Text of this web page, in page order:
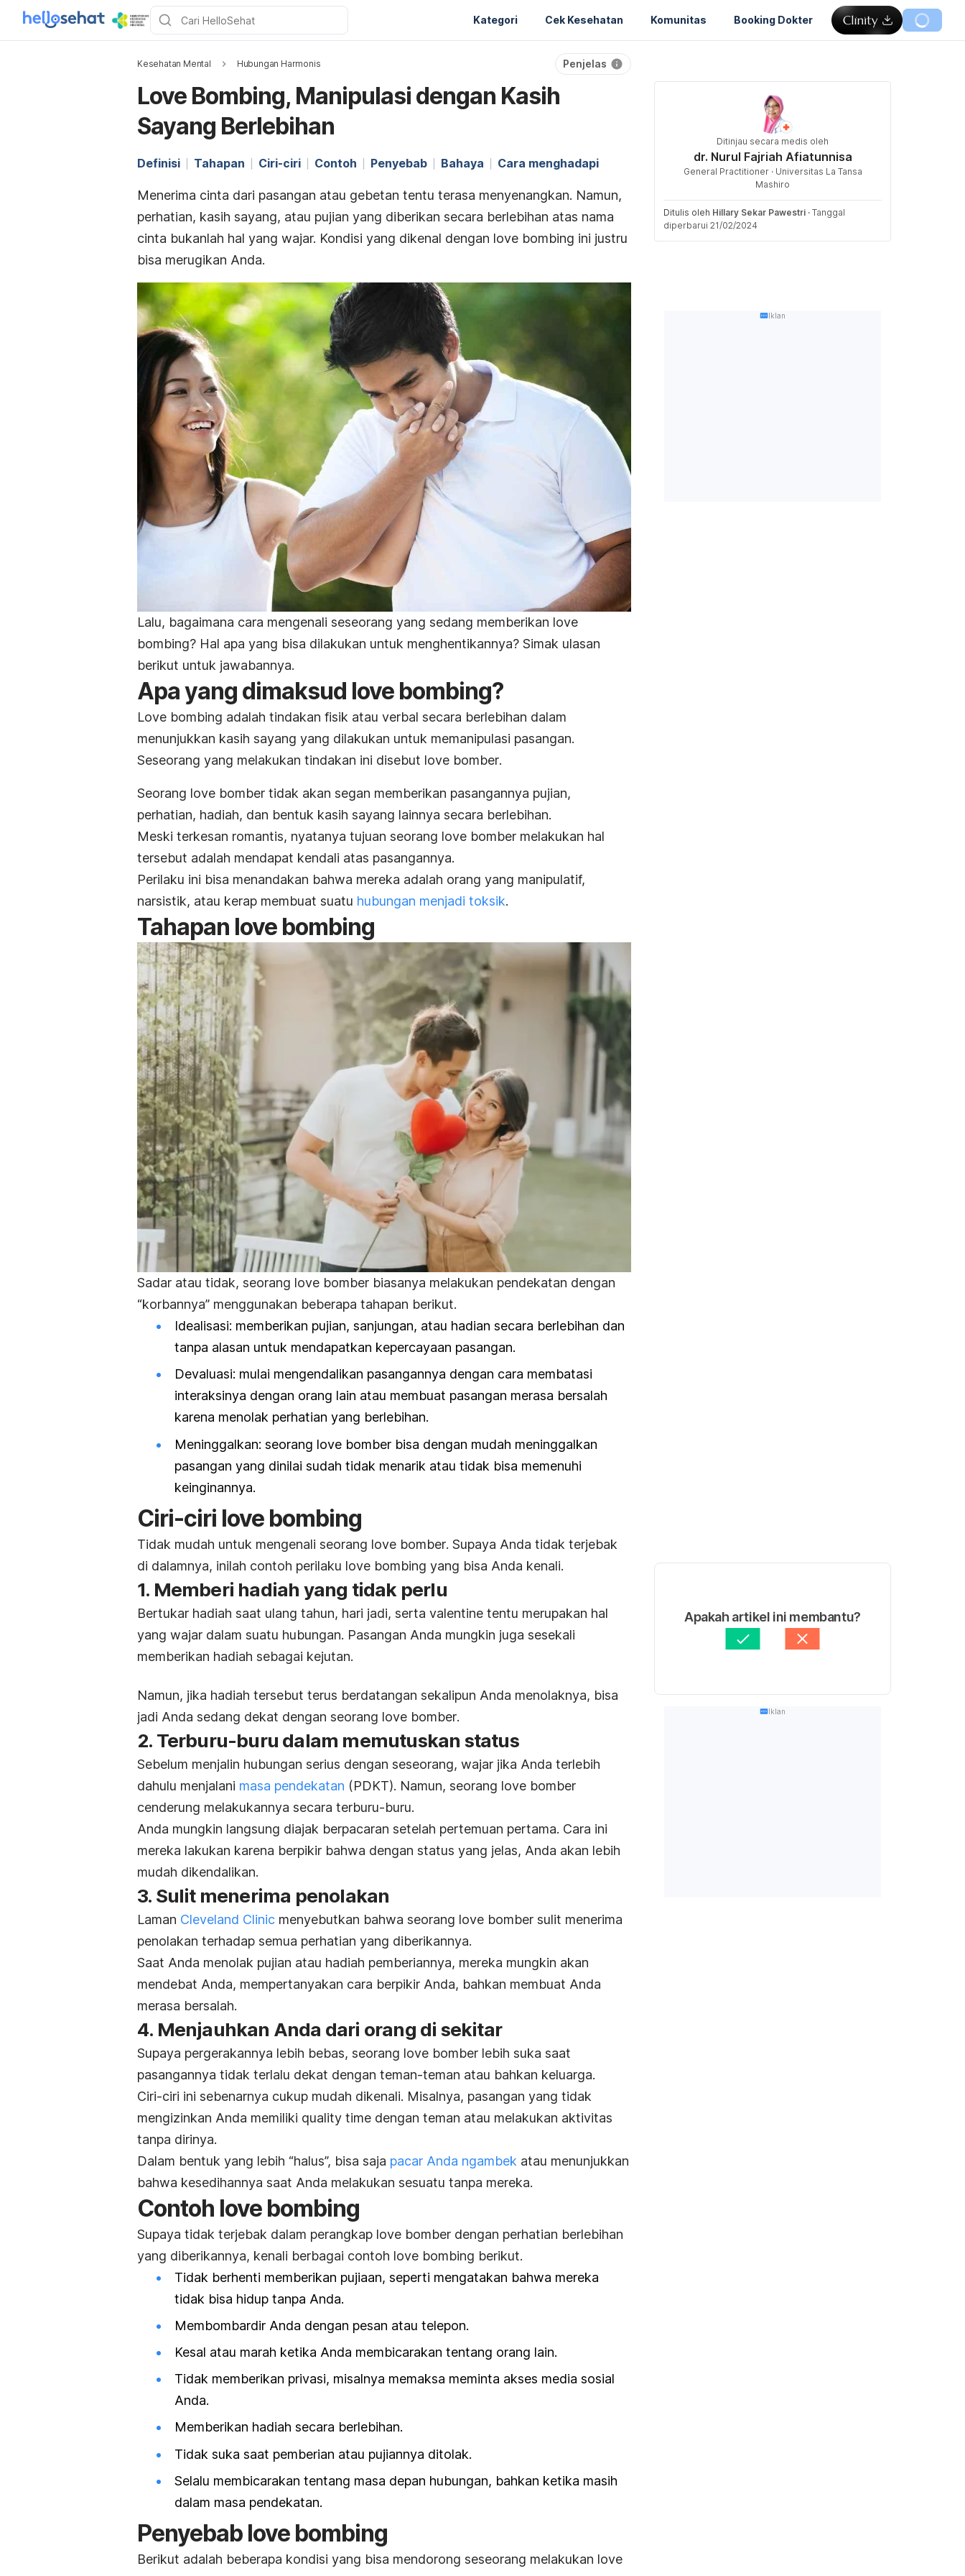
Kategori Cek Kesehatan Komunitas Booking Dokter
Kesehatan Mental Hubungan Harmonis Penjelas
Love Bombing, Manipulasi dengan Kasih
Sayang Berlebihan
Definisi Tahapan Ciri-ciri Contoh Penyebab Bahaya Cara menghadapi
Menerima cinta dari pasangan atau gebetan tentu terasa menyenangkan. Namun,
perhatian, kasih sayang, atau pujian yang diberikan secara berlebihan atas nama
cinta bukanlah hal yang wajar. Kondisi yang dikenal dengan love bombing ini justru
bisa merugikan Anda.
Lalu, bagaimana cara mengenali seseorang yang sedang memberikan love
bombing? Hal apa yang bisa dilakukan untuk menghentikannya? Simak ulasan
berikut untuk jawabannya.
Apa yang dimaksud love bombing?
Love bombing adalah tindakan fisik atau verbal secara berlebihan dalam
menunjukkan kasih sayang yang dilakukan untuk memanipulasi pasangan.
Seseorang yang melakukan tindakan ini disebut love bomber.
Seorang love bomber tidak akan segan memberikan pasangannya pujian,
perhatian, hadiah, dan bentuk kasih sayang lainnya secara berlebihan.
Meski terkesan romantis, nyatanya tujuan seorang love bomber melakukan hal
tersebut adalah mendapat kendali atas pasangannya.
Perilaku ini bisa menandakan bahwa mereka adalah orang yang manipulatif,
narsistik, atau kerap membuat suatu hubungan menjadi toksik.
Tahapan love bombing
Sadar atau tidak, seorang love bomber biasanya melakukan pendekatan dengan
“korbannya” menggunakan beberapa tahapan berikut.
Idealisasi: memberikan pujian, sanjungan, atau hadian secara berlebihan dan
tanpa alasan untuk mendapatkan kepercayaan pasangan.
Devaluasi: mulai mengendalikan pasangannya dengan cara membatasi
interaksinya dengan orang lain atau membuat pasangan merasa bersalah
karena menolak perhatian yang berlebihan.
Meninggalkan: seorang love bomber bisa dengan mudah meninggalkan
pasangan yang dinilai sudah tidak menarik atau tidak bisa memenuhi
keinginannya.
Ciri-ciri love bombing
Tidak mudah untuk mengenali seorang love bomber. Supaya Anda tidak terjebak
di dalamnya, inilah contoh perilaku love bombing yang bisa Anda kenali.
1. Memberi hadiah yang tidak perlu
Bertukar hadiah saat ulang tahun, hari jadi, serta valentine tentu merupakan hal
yang wajar dalam suatu hubungan. Pasangan Anda mungkin juga sesekali
memberikan hadiah sebagai kejutan.
Namun, jika hadiah tersebut terus berdatangan sekalipun Anda menolaknya, bisa
jadi Anda sedang dekat dengan seorang love bomber.
2. Terburu-buru dalam memutuskan status
Sebelum menjalin hubungan serius dengan seseorang, wajar jika Anda terlebih
dahulu menjalani masa pendekatan (PDKT). Namun, seorang love bomber
cenderung melakukannya secara terburu-buru.
Anda mungkin langsung diajak berpacaran setelah pertemuan pertama. Cara ini
mereka lakukan karena berpikir bahwa dengan status yang jelas, Anda akan lebih
mudah dikendalikan.
3. Sulit menerima penolakan
Laman Cleveland Clinic menyebutkan bahwa seorang love bomber sulit menerima
penolakan terhadap semua perhatian yang diberikannya.
Saat Anda menolak pujian atau hadiah pemberiannya, mereka mungkin akan
mendebat Anda, mempertanyakan cara berpikir Anda, bahkan membuat Anda
merasa bersalah.
4. Menjauhkan Anda dari orang di sekitar
Supaya pergerakannya lebih bebas, seorang love bomber lebih suka saat
pasangannya tidak terlalu dekat dengan teman-teman atau bahkan keluarga.
Ciri-ciri ini sebenarnya cukup mudah dikenali. Misalnya, pasangan yang tidak
mengizinkan Anda memiliki quality time dengan teman atau melakukan aktivitas
tanpa dirinya.
Dalam bentuk yang lebih “halus”, bisa saja pacar Anda ngambek atau menunjukkan
bahwa kesedihannya saat Anda melakukan sesuatu tanpa mereka.
Contoh love bombing
Supaya tidak terjebak dalam perangkap love bomber dengan perhatian berlebihan
yang diberikannya, kenali berbagai contoh love bombing berikut.
Tidak berhenti memberikan pujiaan, seperti mengatakan bahwa mereka
tidak bisa hidup tanpa Anda.
Membombardir Anda dengan pesan atau telepon.
Kesal atau marah ketika Anda membicarakan tentang orang lain.
Tidak memberikan privasi, misalnya memaksa meminta akses media sosial
Anda.
Memberikan hadiah secara berlebihan.
Tidak suka saat pemberian atau pujiannya ditolak.
Selalu membicarakan tentang masa depan hubungan, bahkan ketika masih
dalam masa pendekatan.
Penyebab love bombing
Berikut adalah beberapa kondisi yang bisa mendorong seseorang melakukan love
Ditinjau secara medis oleh
dr. Nurul Fajriah Afiatunnisa
General Practitioner · Universitas La Tansa
Mashiro
Ditulis oleh Hillary Sekar Pawestri · Tanggal
diperbarui 21/02/2024
Iklan
Apakah artikel ini membantu?
Iklan